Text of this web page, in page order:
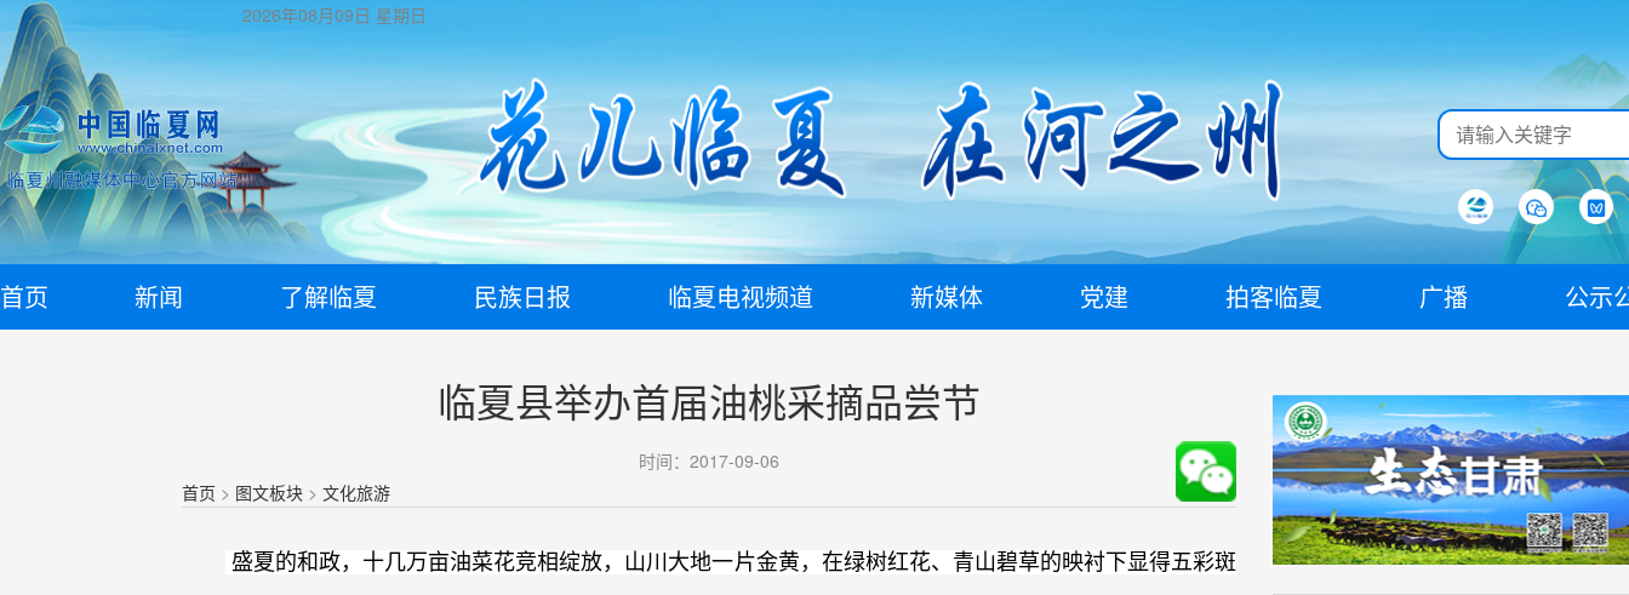
2026年08月09日 星期日
首页 新闻 了解临夏 民族日报 临夏电视频道 新媒体 党建 拍客临夏 广播 公示
临夏县举办首届油桃采摘品尝节
时间：2017-09-06
首页 > 图文板块 > 文化旅游
盛夏的和政，十几万亩油菜花竞相绽放，山川大地一片金黄，在绿树红花、青山碧草的映衬下显得五彩斑